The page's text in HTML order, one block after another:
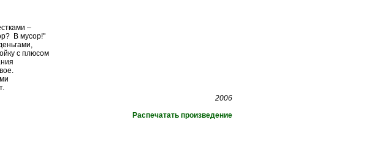
–
В мусор!"
с плюсом
2006
Распечатать произведение